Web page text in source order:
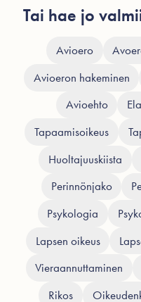
Tai hae jo
Avioero
Avioeron hakeminen
Avioehto
Tapaamisoikeus
Huoltajuuskiista
Perinnönjako
Psykologia
Lapsen oikeus
Vieraannuttaminen
Rikos